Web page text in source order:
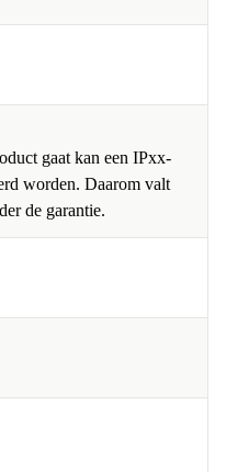
gaat kan een IPxx-
worden. Daarom valt
de garantie.